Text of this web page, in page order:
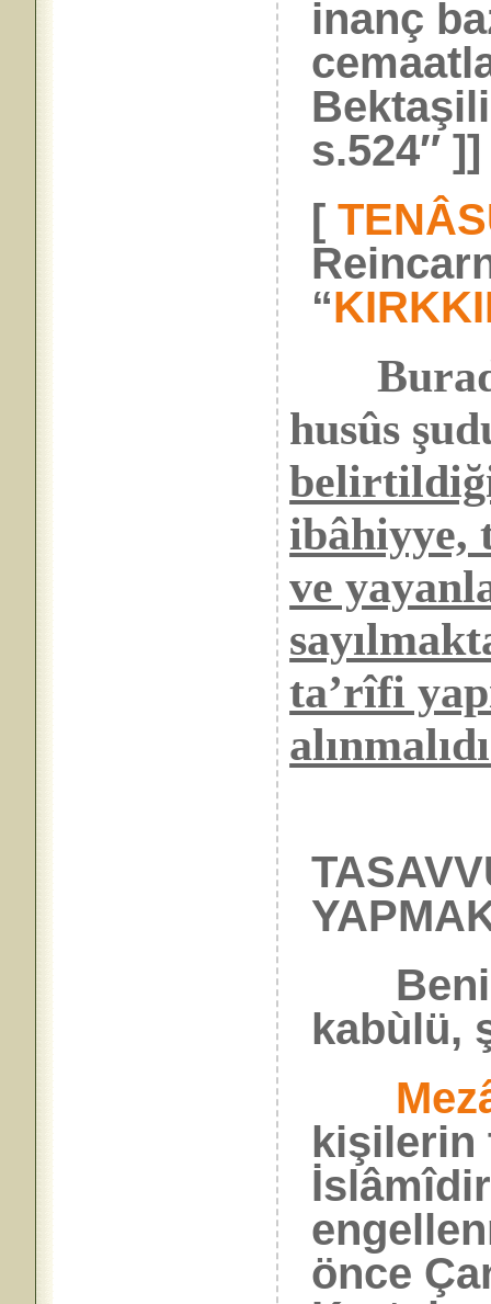
inanç
s.524″ ]]
[
“
husûs
ibâhiyye,
ve
ta’rîfi
Benim
kabùlü,
kişilerin
önce